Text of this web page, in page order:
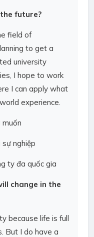
future?
field of
to get a
university
I hope to work
I can apply what
experience.
nghiệp
ty đa quốc gia
change in the
because life is full
But I do have a